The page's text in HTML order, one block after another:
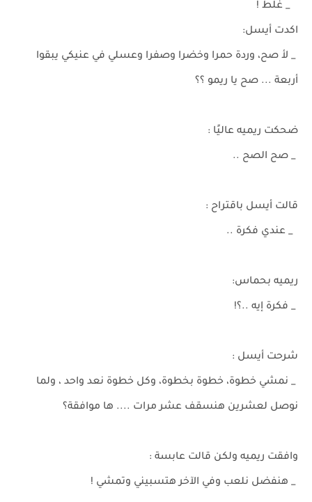
_ غلط !
اكدت أيسل:
_ لأ صح، وردة حمرا وخضرا وصفرا وعسلي في عنيكي يبقوا
أربعة ... صح يا ريمو ؟؟
ضحكت ريميه عاليًا :
_ صح الصح ..
قالت أيسل باقتراح :
_ عندي فكرة ..
ريميه بحماس:
_ فكرة إيه ..؟!
شرحت أيسل :
_ نمشي خطوة، خطوة بخطوة، وكل خطوة نعد واحد ، ولما
نوصل لعشرين هنسقف عشر مرات .... ها موافقة؟
وافقت ريميه ولكن قالت عابسة :
_ هنفضل نلعب وفي الآخر هتسبيني وتمشي !